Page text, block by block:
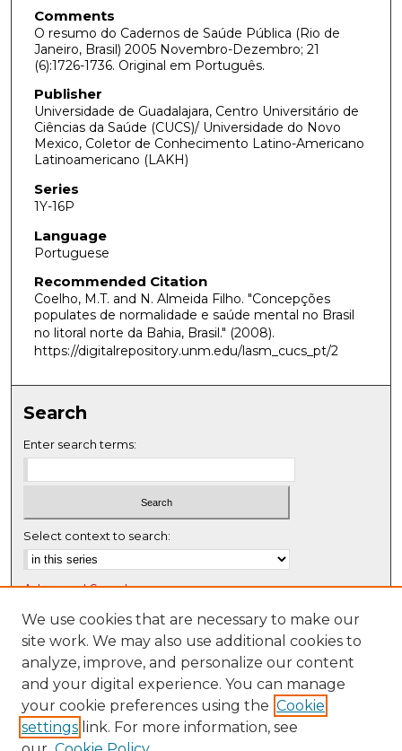
Comments
O resumo do Cadernos de Saúde Pública (Rio de
Janeiro, Brasil) 2005 Novembro-Dezembro; 21
(6):1726-1736. Original em Português.
Publisher
Universidade de Guadalajara, Centro Universitário de
Ciências da Saúde (CUCS)/ Universidade do Novo
Mexico, Coletor de Conhecimento Latino-Americano
Latinoamericano (LAKH)
Series
1Y-16P
Language
Portuguese
Recommended Citation
Coelho, M.T. and N. Almeida Filho. "Concepções
populates de normalidade e saúde mental no Brasil
no litoral norte da Bahia, Brasil." (2008).
https://digitalrepository.unm.edu/lasm_cucs_pt/2
Search
Enter search terms:
Select context to search:
Advanced Search
Notify me via email or RSS
Browse
Collections
Disciplines
Authors
We use cookies that are necessary to make our
site work. We may also use additional cookies to
analyze, improve, and personalize our content
and your digital experience. You can manage
your cookie preferences using the Cookie
settings link. For more information, see